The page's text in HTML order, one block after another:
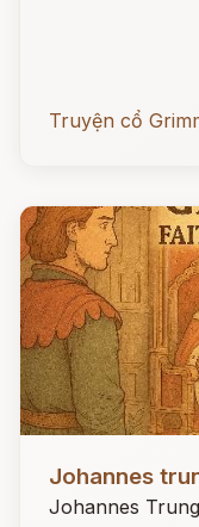
Truyện cổ
Johannes
Johannes